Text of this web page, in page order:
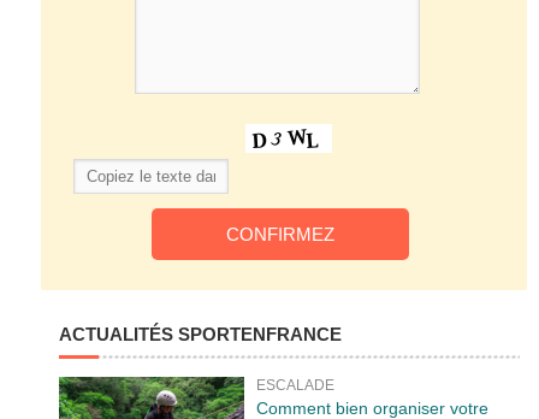
ACTUALITÉS SPORTENFRANCE
ESCALADE
Comment bien organiser votre